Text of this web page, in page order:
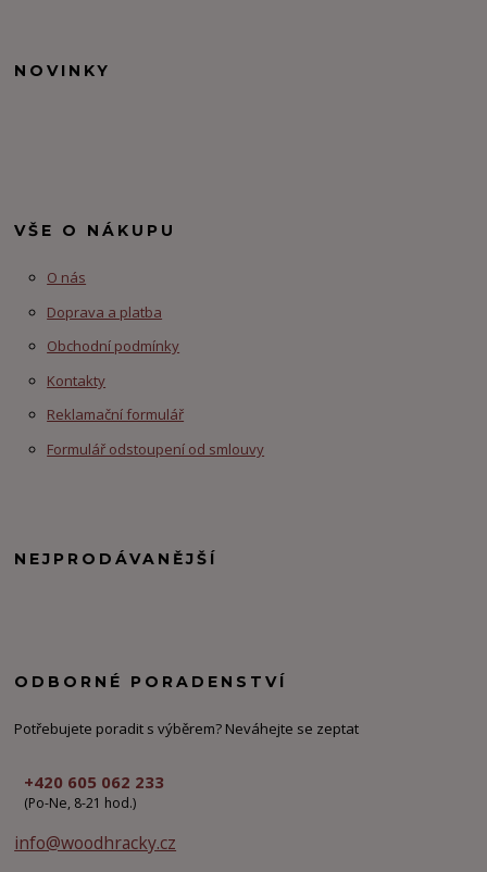
NOVINKY
VŠE O NÁKUPU
O nás
Doprava a platba
Obchodní podmínky
Kontakty
Reklamační formulář
Formulář odstoupení od smlouvy
NEJPRODÁVANĚJŠÍ
ODBORNÉ PORADENSTVÍ
Potřebujete poradit s výběrem? Neváhejte se zeptat
+420 605 062 233
(Po-Ne, 8-21 hod.)
info@woodhracky.cz